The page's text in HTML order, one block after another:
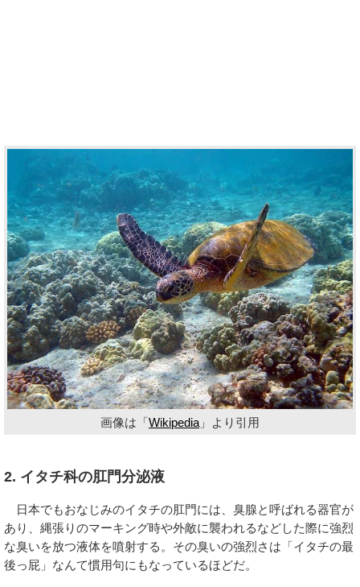
画像は「Wikipedia 」より引用
2. イタチ科の肛門分泌液
日本でもおなじみのイタチの肛門には、臭腺と呼ばれる器官が
あり、縄張りのマーキング時や外敵に襲われるなどした際に強烈
な臭いを放つ液体を噴射する。その臭いの強烈さは「イタチの最
後っ屁」なんて慣用句にもなっているほどだ。